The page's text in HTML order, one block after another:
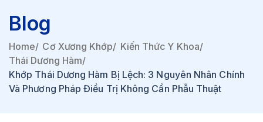
Blog
Home/ Cơ Xương Khớp/ Kiến Thức Y Khoa/
Thái Dương Hàm/
Khớp Thái Dương Hàm Bị Lệch: 3 Nguyên Nhân Chính
Và Phương Pháp Điều Trị Không Cần Phẫu Thuật